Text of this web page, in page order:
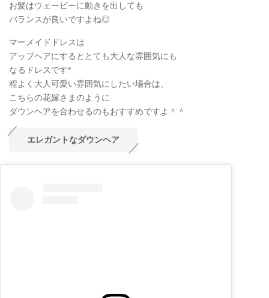
お髪はウェービーに動きを出しても
バランスが良いですよね◎
マーメイドドレスは
アップヘアにするととても大人な雰囲気にも
なるドレスです*
程よく大人可愛い雰囲気にしたい場合は、
こちらの花嫁さまのように
ダウンヘアを合わせるのもおすすめですよ＾＾
エレガントなダウンヘア